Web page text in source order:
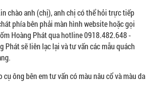
chào anh (chị), anh chị có thể hỏi trực tiếp
phía bên phải màn hình website hoặc gọi
Hoàng Phát qua hotline 0918.482.648 -
Phát sẽ liên lạc lại và tư vấn các mẫu quách
.
cụ ông bên em tư vấn có màu nâu cổ và màu da